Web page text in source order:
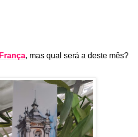
França, mas qual será a deste mês?